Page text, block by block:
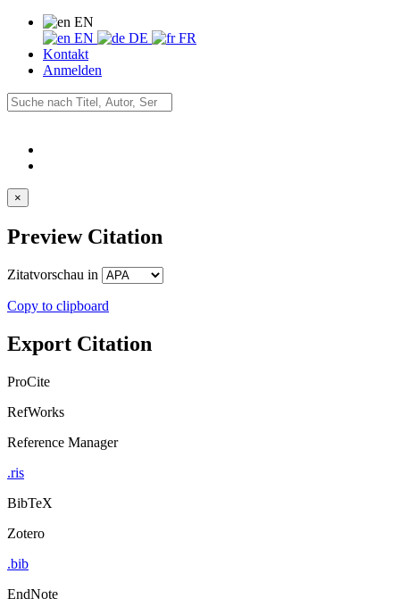
EN
EN
DE
FR
Kontakt
Anmelden
×
Preview Citation
Zitatvorschau in
Copy to clipboard
Export Citation
ProCite
RefWorks
Reference Manager
.ris
BibTeX
Zotero
.bib
EndNote